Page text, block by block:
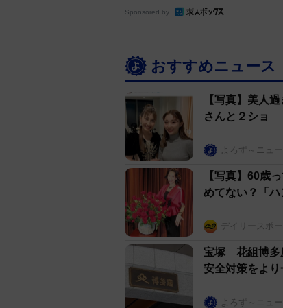
Sponsored by
おすすめニュース
【写真】美人
さんと２ショ
よろず～ニュ
【写真】60歳
めてない？「ハ
デイリースポ
宝塚 花組博多
安全対策をより
よろず～ニュ